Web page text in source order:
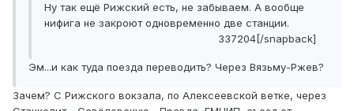
Ну так ещё Рижский есть, не забываем. А вообще
нифига не закроют одновременно две станции.
337204[/snapback]
Эм...и как туда поезда переводить? Через Вязьму-Ржев?
Зачем? С Рижского вокзала, по Алексеевской ветке, через